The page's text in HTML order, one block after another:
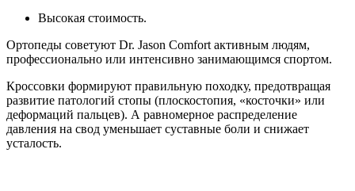
Высокая стоимость.
Ортопеды советуют Dr. Jason Comfort активным людям,
профессионально или интенсивно занимающимся спортом.
Кроссовки формируют правильную походку, предотвращая
развитие патологий стопы (плоскостопия, «косточки» или
деформаций пальцев). А равномерное распределение
давления на свод уменьшает суставные боли и снижает
усталость.